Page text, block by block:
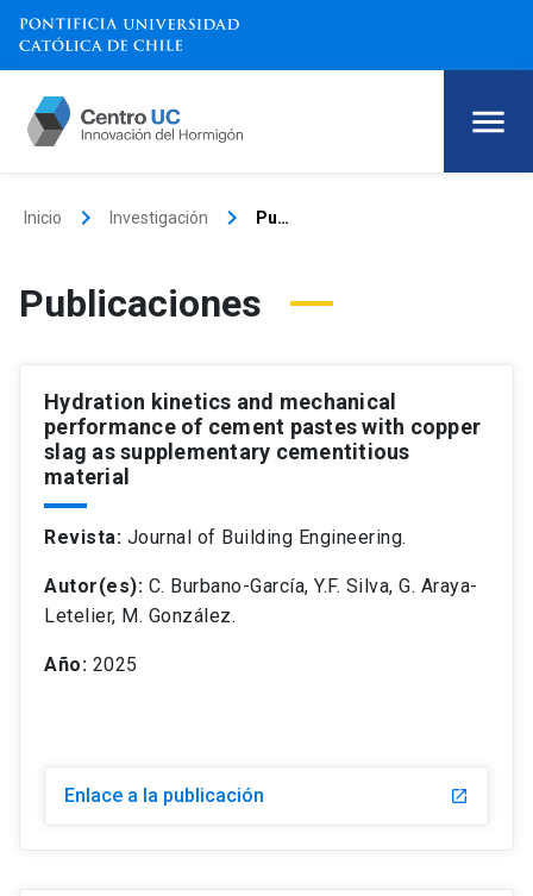
Inicio keyboard_arrow_right Investigación keyboard_arrow_right Publicaciones
Publicaciones
Hydration kinetics and mechanical
performance of cement pastes with copper
slag as supplementary cementitious
material
Revista: Journal of Building Engineering.
Autor(es): C. Burbano-García, Y.F. Silva, G. Araya-
Letelier, M. González.
Año: 2025
Enlace a la publicación